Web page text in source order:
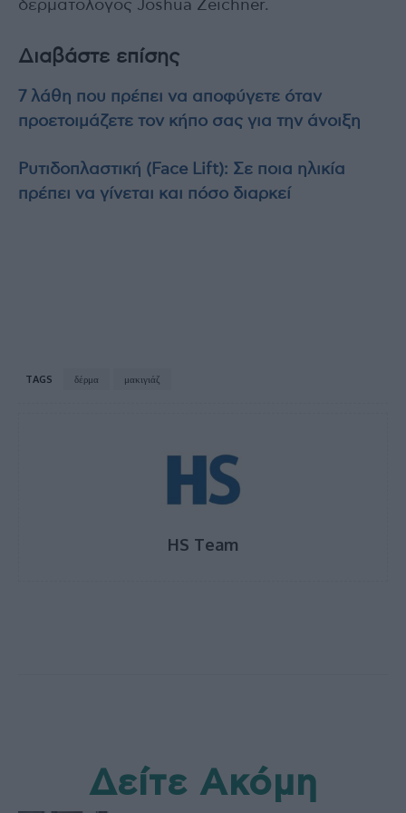
δερματολόγος Joshua Zeichner.
Διαβάστε επίσης
7 λάθη που πρέπει να αποφύγετε όταν
προετοιμάζετε τον κήπο σας για την άνοιξη
Ρυτιδοπλαστική (Face Lift): Σε ποια ηλικία
πρέπει να γίνεται και πόσο διαρκεί
TAGS δέρμα μακιγιάζ
HS Team
Δείτε Ακόμη